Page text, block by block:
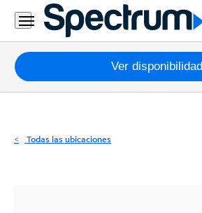
Residencial
Business
Paquetes
Internet
Ver disponibilidad
Todas las ubicaciones